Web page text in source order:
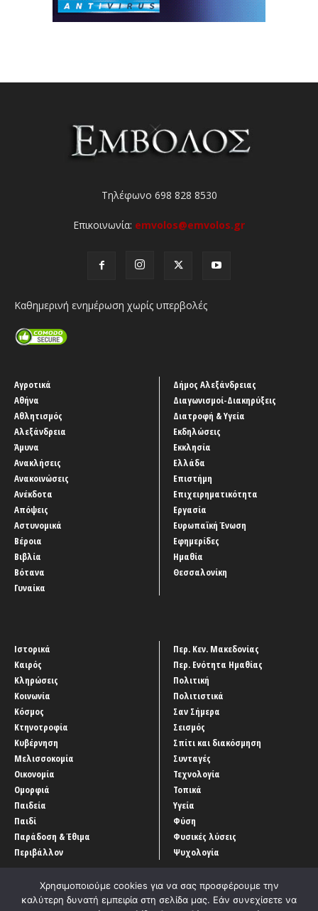
Τηλέφωνο 698 828 8530
Επικοινωνία: emvolos@emvolos.gr
Καθημερινή ενημέρωση χωρίς υπερβολές
Αγροτικά
Αθήνα
Αθλητισμός
Αλεξάνδρεια
Άμυνα
Ανακλήσεις
Ανακοινώσεις
Ανέκδοτα
Απόψεις
Αστυνομικά
Βέροια
Βιβλία
Βότανα
Γυναίκα
Δήμος Αλεξάνδρειας
Διαγωνισμοί-Διακηρύξεις
Διατροφή & Υγεία
Εκδηλώσεις
Εκκλησία
Ελλάδα
Επιστήμη
Επιχειρηματικότητα
Εργασία
Ευρωπαϊκή Ένωση
Εφημερίδες
Ημαθία
Θεσσαλονίκη
Ιστορικά
Καιρός
Κληρώσεις
Κοινωνία
Κόσμος
Κτηνοτροφία
Κυβέρνηση
Μελισσοκομία
Οικονομία
Ομορφιά
Παιδεία
Παιδί
Παράδοση & Έθιμα
Περιβάλλον
Περ. Κεν. Μακεδονίας
Περ. Ενότητα Ημαθίας
Πολιτική
Πολιτιστικά
Σαν Σήμερα
Σεισμός
Σπίτι και διακόσμηση
Συνταγές
Τεχνολογία
Τοπικά
Υγεία
Φύση
Φυσικές λύσεις
Ψυχολογία
Χρησιμοποιούμε cookies για να σας προσφέρουμε την
καλύτερη δυνατή εμπειρία στη σελίδα μας. Εάν συνεχίσετε να